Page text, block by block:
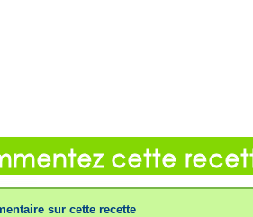
sur cette recette